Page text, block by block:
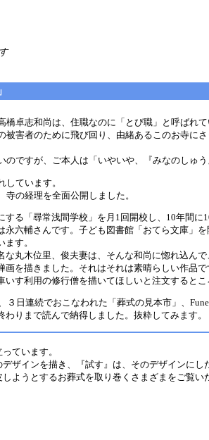
橋卓志和尚は、住職なのに「とび職」と呼ばれ
害者のために飛び回り、由緒あるこのお寺にさ
ですが、ご本人は「いやいや、『みなのしゅう
ています。
の経理を全面公開しました。
る「尋常浅間学校」を月1回開校し、10年間に
永六輔さんです。子ども図書館「おてら文庫」
す。
丸木位里、俊夫妻は、そんな和尚に惚れ込ん
画を描きました。それはそれは素晴らしい作品
いす利用の修行僧を描いてほしいと注文するとこ
３日連続でおこなわれた「葬式の見本市」、
わりまで読んで納得しました。抜粋してみます。
ています。
ザインを描き、『試す』は、そのデザインにし
ようとするお葬式を取り巻くさまざまをご覧い